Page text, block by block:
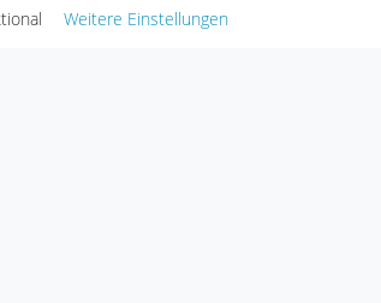
Versandarten
Weitere Einstellungen